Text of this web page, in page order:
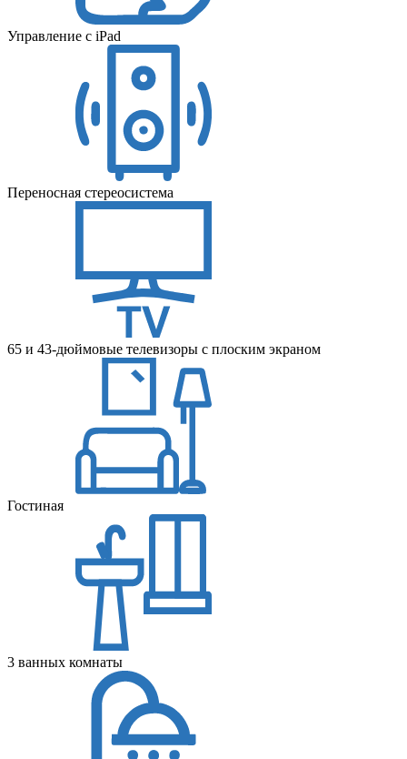
Управление с iPad
Переносная стереосистема
65 и 43-дюймовые телевизоры с плоским экраном
Гостиная
3 ванных комнаты